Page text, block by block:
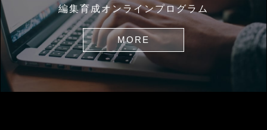
編集育成オンラインプログラム
MORE